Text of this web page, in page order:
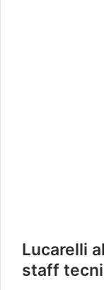
Lucarelli
staff